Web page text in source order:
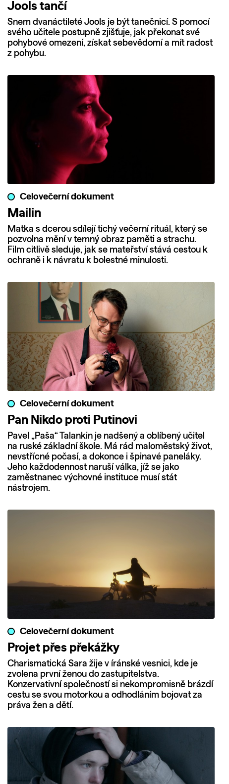
Jools tančí
Snem dvanáctileté Jools je být tanečnicí. S pomocí
svého učitele postupně zjišťuje, jak překonat své
pohybové omezení, získat sebevědomí a mít radost
z pohybu.
Celovečerní dokument
Mailin
Matka s dcerou sdílejí tichý večerní rituál, který se
pozvolna mění v temný obraz paměti a strachu.
Film citlivě sleduje, jak se mateřství stává cestou k
ochraně i k návratu k bolestné minulosti.
Celovečerní dokument
Pan Nikdo proti Putinovi
Pavel „Paša“ Talankin je nadšený a oblíbený učitel
na ruské základní škole. Má rád maloměstský život,
nevstřícné počasí, a dokonce i špinavé paneláky.
Jeho každodennost naruší válka, jíž se jako
zaměstnanec výchovné instituce musí stát
nástrojem.
Celovečerní dokument
Projet přes překážky
Charismatická Sara žije v íránské vesnici, kde je
zvolena první ženou do zastupitelstva.
Konzervativní společností si nekompromisně brázdí
cestu se svou motorkou a odhodláním bojovat za
práva žen a dětí.